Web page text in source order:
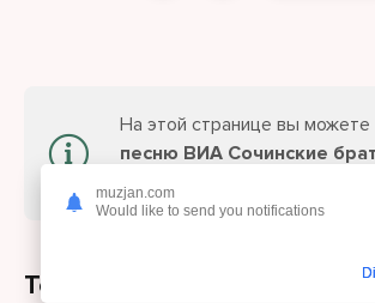
На этой странице вы можете
песню ВИА Сочинские
хутор
Текст песни
muzjan.com
Would like to send you notifications